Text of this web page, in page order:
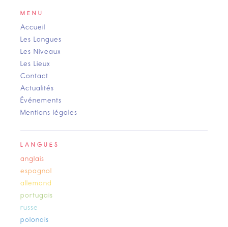
MENU
Accueil
Les Langues
Les Niveaux
Les Lieux
Contact
Actualités
Événements
Mentions légales
LANGUES
anglais
espagnol
allemand
portugais
russe
polonais